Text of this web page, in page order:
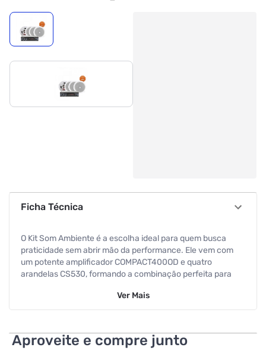
Ficha Técnica
O Kit Som Ambiente é a escolha ideal para quem busca
praticidade sem abrir mão da performance. Ele vem com
um potente amplificador COMPACT400OD e quatro
arandelas CS530, formando a combinação perfeita para
e livre de interferências eletromagnéticas ou de rádio. Isso
significa mais fidelidade sonora, mesmo em instalações
Ver Mais
Aproveite e compre junto